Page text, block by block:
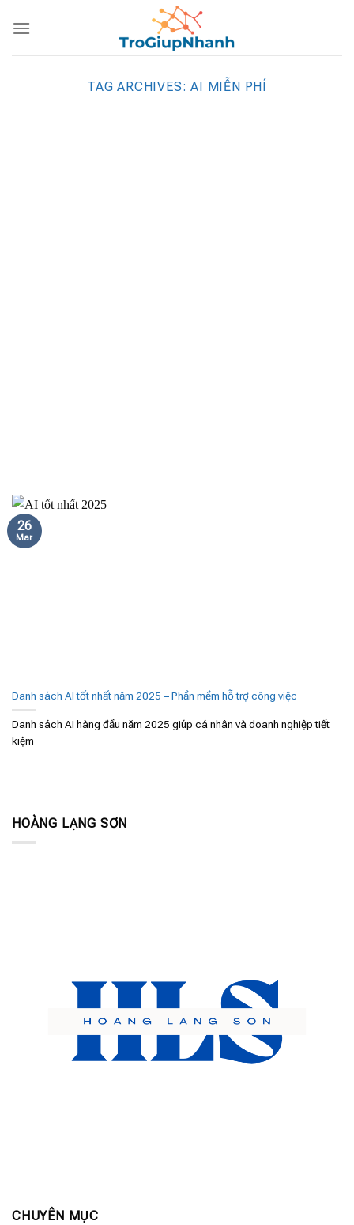
TAG ARCHIVES:AI MIỄN PHÍ
Danh sách AI tốt nhất năm 2025 – Phần mềm hỗ trợ công việc
Danh sách AI hàng đầu năm 2025 giúp cá nhân và doanh nghiệp tiết
kiệm
26
Mar
HOÀNG LẠNG SƠN
CHUYÊN MỤC